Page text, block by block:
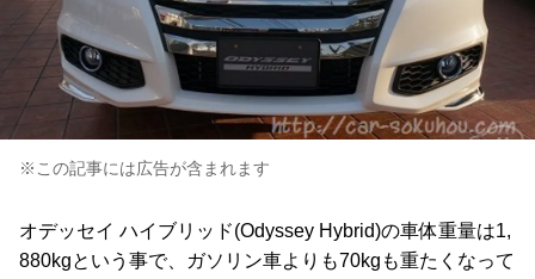
※この記事には広告が含まれます
オデッセイ ハイブリッド(Odyssey Hybrid)の車体重量は1,
880kgという事で、ガソリン車よりも70kgも重たくなって